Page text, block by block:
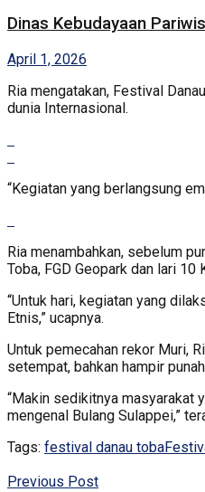
Dinas Kebudayaan
April 1, 2026
Ria mengatakan, Festival
dunia Internasional.
“Kegiatan yang berlangsung
Ria menambahkan, sebelum
Toba, FGD Geopark dan lari 10
“Untuk hari, kegiatan yang
Etnis,” ucapnya.
Untuk pemecahan rekor Muri,
setempat, bahkan hampir
“Makin sedikitnya masyarakat
mengenal Bulang Sulappei,”
Tags: festival danau toba
Previous Post